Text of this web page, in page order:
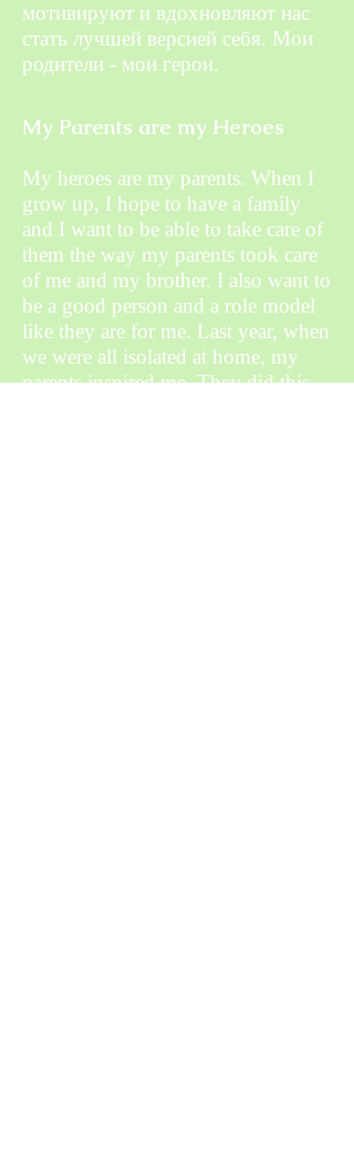
мотивируют и вдохновляют нас
стать лучшей версией себя. Мои
родители - мои герои.
My Parents are my Heroes
My heroes are my parents. When I
grow up, I hope to have a family
and I want to be able to take care of
them the way my parents took care
of me and my brother. I also want to
be a good person and a role model
like they are for me. Last year, when
we were all isolated at home, my
parents inspired me. They did this